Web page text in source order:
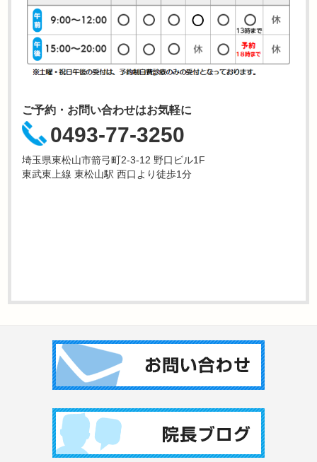
ご予約・お問い合わせはお気軽に
0493-77-3250
埼玉県東松山市箭弓町2-3-12 野口ビル1F
東武東上線 東松山駅 西口より徒歩1分